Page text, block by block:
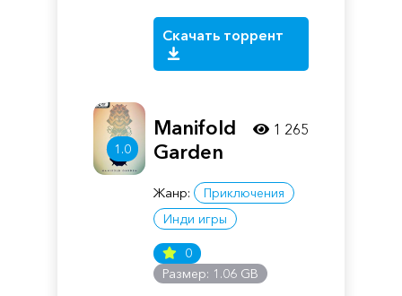
Скачать торрент
1.0
Manifold
Garden
Жанр:
Приключения
Инди игры
0
Размер: 1.06 GB
1 265